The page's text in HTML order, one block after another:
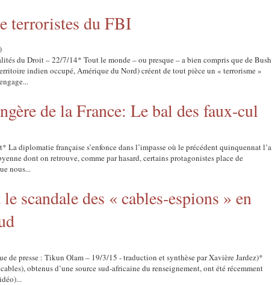
terroristes du FBI
)
du Droit – 22/7/14* Tout le monde – ou presque – a bien compris que de Bush
indien occupé, Amérique du Nord) créent de tout pièce un « terrorisme »
de la France: Le bal des faux-cul
La diplomatie française s’enfonce dans l’impasse où le précédent quinquennat l’a
dont on retrouve, comme par hasard, certains protagonistes place de
nous...
scandale des « cables-espions » en
de presse : Tikun Olam – 19/3/15 - traduction et synthèse par Xavière Jardez)*
obtenus d’une source sud-africaine du renseignement, ont été récemment